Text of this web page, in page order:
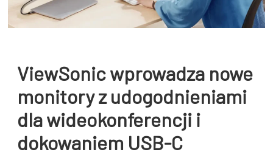
ViewSonic wprowadza nowe
monitory z udogodnieniami
dla wideokonferencji i
dokowaniem USB-C